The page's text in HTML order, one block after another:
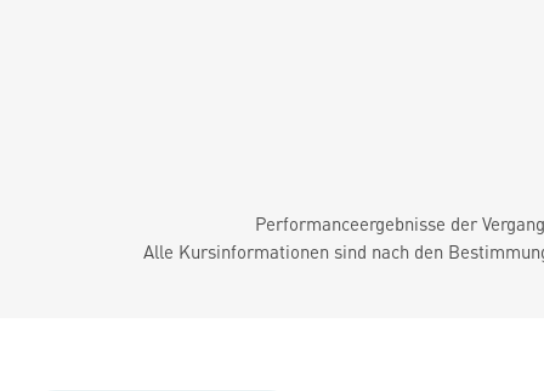
Performanceergebnisse der
Alle Kursinformationen sind nach den